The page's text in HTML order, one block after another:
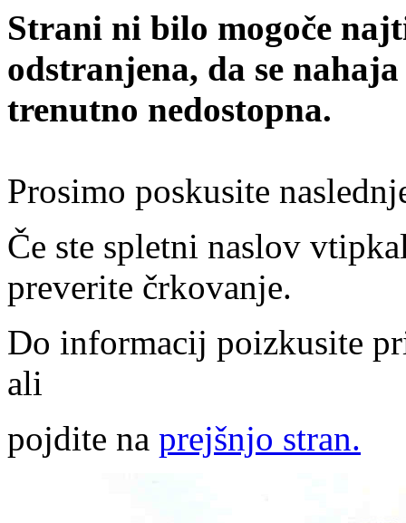
Strani ni bilo mogoče
odstranjena, da se
trenutno nedostopna.
Prosimo poskusite
Če ste spletni naslov
preverite črkovanje.
Do informacij poizkusite
ali
pojdite na prejšnjo stran.